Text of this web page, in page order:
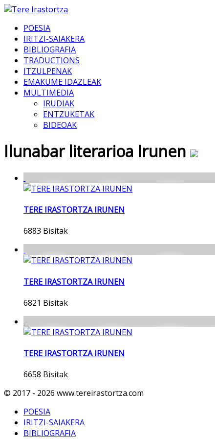
POESIA
IRITZI-SAIAKERA
BIBLIOGRAFIA
TRADUCTIONS
ITZULPENAK
EMAKUME IDAZLEAK
MULTIMEDIA
IRUDIAK
ENTZUKETAK
BIDEOAK
Ilunabar literarioa Irunen
TERE IRASTORTZA IRUNEN
6883 Bisitak
TERE IRASTORTZA IRUNEN
6821 Bisitak
TERE IRASTORTZA IRUNEN
6658 Bisitak
© 2017 - 2026 www.tereirastortza.com
POESIA
IRITZI-SAIAKERA
BIBLIOGRAFIA